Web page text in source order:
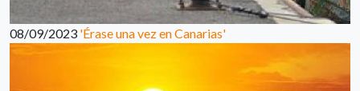
08/09/2023 'Érase una vez en Canarias'